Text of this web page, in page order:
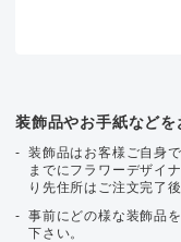
装飾品やお手紙などを
装飾品はお客様ご自身
までにフラワーデザイ
り先住所はご注文完了
事前にどの様な装飾品
下さい。